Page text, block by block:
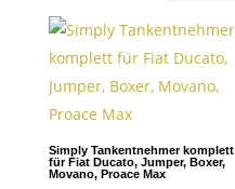
Simply Tankentnehmer komplett
für Fiat Ducato, Jumper, Boxer,
Movano, Proace Max